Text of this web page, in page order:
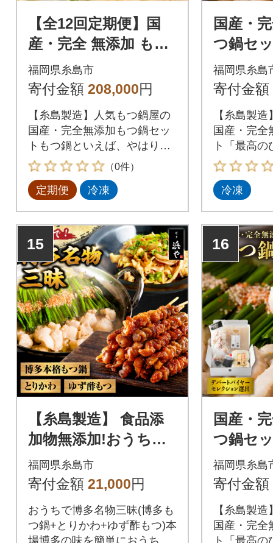
【全12回定期便】国
産・完全 無添加 もつ
鍋セット (約2人前) 白
みそ味 [AFF007]
福岡県糸島市
寄付金額 208,000円
【糸島製造】人気もつ鍋屋の
国産・完全無添加もつ鍋セッ
トもつ鍋といえば、やはり一
番気になるのは【もつ】九州
産の生の牛もつを最短ルート
で新鮮な状態で仕入れ、長年
急速冷凍技術により、ぷりっ
ぷりで甘い極上のもつに仕上
がっております。
（0件）
定期便 冷凍
国産・
つ鍋セ
前) しょ
004]
福岡県糸島
寄付金額
【糸島製
国産・完全
ト「最高
最高の食か
にこだわり
場博多の名
冷凍
15
【糸島製造】 食品添
加物無添加!おうちで
博多名物三昧 博多 浜
や [AFF034]
福岡県糸島市
寄付金額 21,000円
おうちで博多名物三昧(博多も
つ鍋+とりかわ+ゆず酢もつ)本
場博多の味を簡単におうちで
16
国産・
つ鍋セ
しょう
福岡県糸島
寄付金額
【糸島製
国産・完全
ト「最高